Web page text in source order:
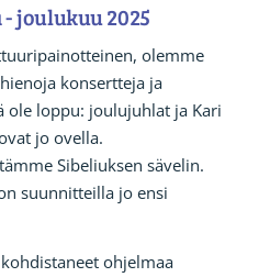
joulukuu 2025
olemme
konsertteja ja
ole loppu: joulujuhlat ja Kari
jo ovella.
Sibeliuksen sävelin.
suunnitteilla jo ensi
ohjelmaa